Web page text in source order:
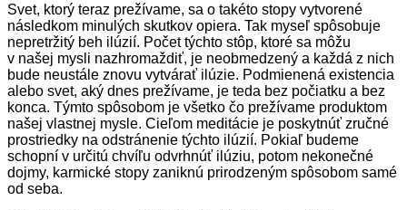
Svet, ktorý teraz prežívame, sa o takéto stopy vytvorené
následkom minulých skutkov opiera. Tak myseľ spôsobuje
nepretržitý beh ilúzií. Počet týchto stôp, ktoré sa môžu
v našej mysli nazhromaždiť, je neobmedzený a každá z nich
bude neustále znovu vytvárať ilúzie. Podmienená existencia
alebo svet, aký dnes prežívame, je teda bez počiatku a bez
konca. Týmto spôsobom je všetko čo prežívame produktom
našej vlastnej mysle. Cieľom meditácie je poskytnúť zručné
prostriedky na odstránenie týchto ilúzií. Pokiaľ budeme
schopní v určitú chvíľu odvrhnúť ilúziu, potom nekonečné
dojmy, karmické stopy zaniknú prirodzeným spôsobom samé
od seba.